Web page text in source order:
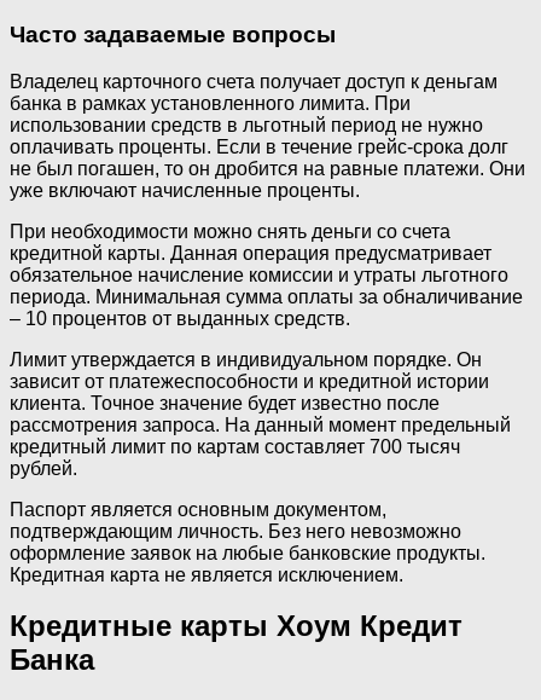
Часто задаваемые вопросы
Владелец карточного счета получает доступ к деньгам
банка в рамках установленного лимита. При
использовании средств в льготный период не нужно
оплачивать проценты. Если в течение грейс-срока долг
не был погашен, то он дробится на равные платежи. Они
уже включают начисленные проценты.
При необходимости можно снять деньги со счета
кредитной карты. Данная операция предусматривает
обязательное начисление комиссии и утраты льготного
периода. Минимальная сумма оплаты за обналичивание
– 10 процентов от выданных средств.
Лимит утверждается в индивидуальном порядке. Он
зависит от платежеспособности и кредитной истории
клиента. Точное значение будет известно после
рассмотрения запроса. На данный момент предельный
кредитный лимит по картам составляет 700 тысяч
рублей.
Паспорт является основным документом,
подтверждающим личность. Без него невозможно
оформление заявок на любые банковские продукты.
Кредитная карта не является исключением.
Кредитные карты Хоум Кредит
Банка